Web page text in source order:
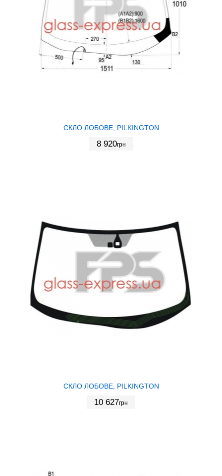
СКЛО ЛОБОВЕ, PILKINGTON
8 920грн
СКЛО ЛОБОВЕ, PILKINGTON
10 627грн